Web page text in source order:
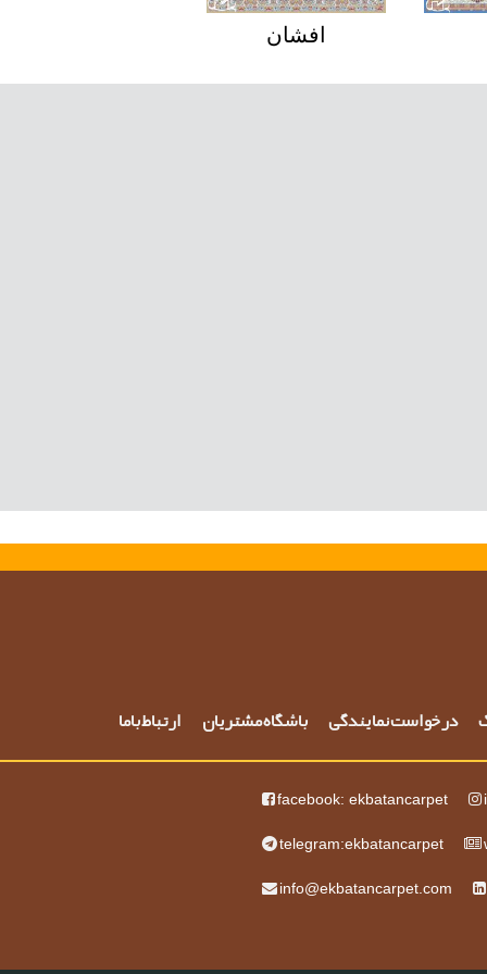
افشان
درخواست نمایندگی باشگاه مشتریان ارتباط باما
facebook: ekbatancarpet
telegram:ekbatancarpet
info@ekbatancarpet.com